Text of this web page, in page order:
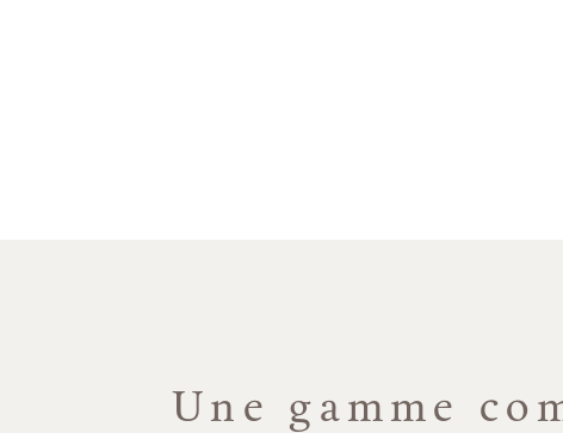
Une gamme